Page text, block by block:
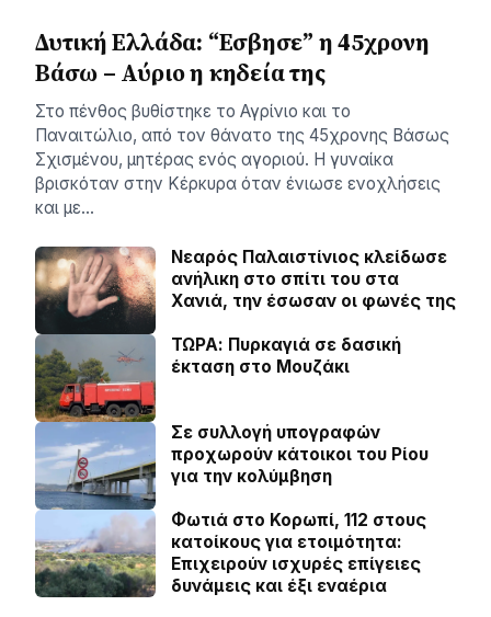
Δυτική Ελλάδα: “Εσβησε” η 45χρονη
Βάσω – Αύριο η κηδεία της
Στο πένθος βυθίστηκε το Αγρίνιο και το
Παναιτώλιο, από τον θάνατο της 45χρονης Βάσως
Σχισμένου, μητέρας ενός αγοριού. Η γυναίκα
βρισκόταν στην Κέρκυρα όταν ένιωσε ενοχλήσεις
και με…
Νεαρός Παλαιστίνιος κλείδωσε
ανήλικη στο σπίτι του στα
Χανιά, την έσωσαν οι φωνές της
ΤΩΡΑ: Πυρκαγιά σε δασική
έκταση στο Μουζάκι
Σε συλλογή υπογραφών
προχωρούν κάτοικοι του Ρίου
για την κολύμβηση
Φωτιά στο Κορωπί, 112 στους
κατοίκους για ετοιμότητα:
Επιχειρούν ισχυρές επίγειες
δυνάμεις και έξι εναέρια